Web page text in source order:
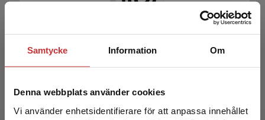
Samtycke Information Om
Denna webbplats använder cookies
Vi använder enhetsidentifierare för att anpassa innehållet
394 krinkl. moms